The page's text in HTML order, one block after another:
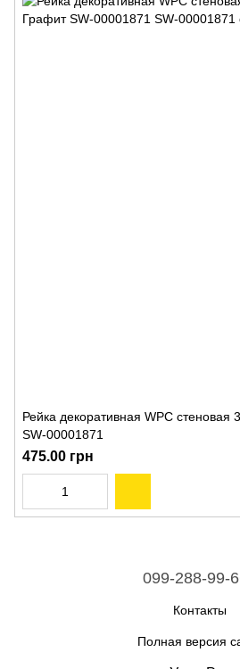
Рейка декоративная WPC
SW-00001871
475.00 грн
099-288-99-
Контакты
Полная версия